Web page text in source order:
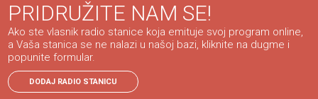
PRIDRUŽITE NAM SE!
Ako ste vlasnik radio stanice koja emituje svoj program online,
a Vaša stanica se ne nalazi u našoj bazi, kliknite na dugme i
popunite formular.
DODAJ RADIO STANICU